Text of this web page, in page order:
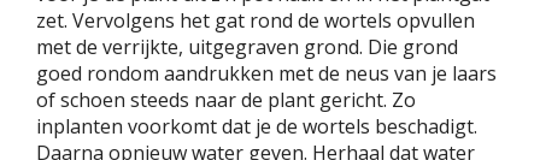
zet. Vervolgens het gat rond de wortels opvullen
met de verrijkte, uitgegraven grond. Die grond
goed rondom aandrukken met de neus van je laars
of schoen steeds naar de plant gericht. Zo
inplanten voorkomt dat je de wortels beschadigt.
Daarna opnieuw water geven. Herhaal dat water